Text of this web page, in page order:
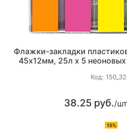
Флажки-закладки
45х12мм, 25л х 5
Код:
38.25 руб./шт
15%